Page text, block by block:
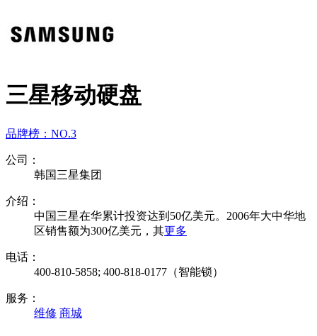
三星移动硬盘
品牌榜： NO.3
公司：
韩国三星集团
介绍：
中国三星在华累计投资达到50亿美元。2006年大中华地
区销售额为300亿美元，其更多
电话：
400-810-5858; 400-818-0177（智能锁）
服务：
维修 商城